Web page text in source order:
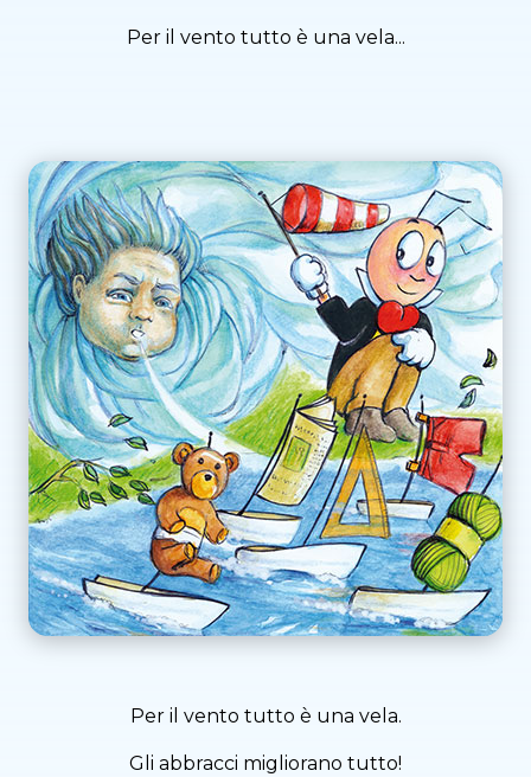
Per il vento tutto è una vela...
Per il vento tutto è una vela.
Gli abbracci migliorano tutto!